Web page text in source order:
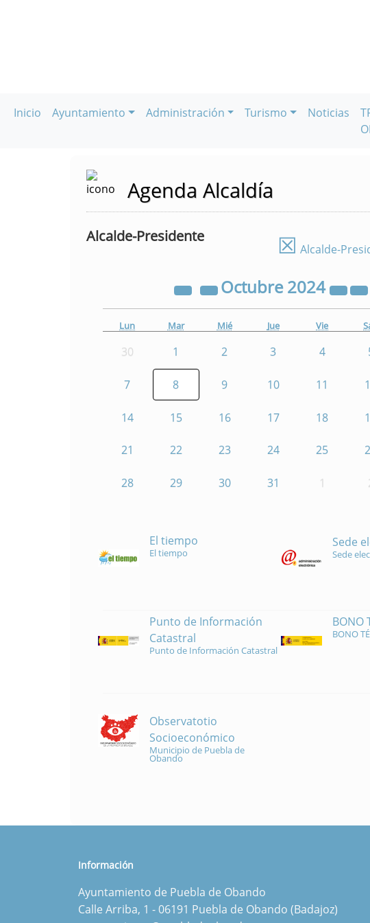
Inicio Ayuntamiento Administración Turismo Noticias
Agenda Alcaldía
Alcalde-Presidente ☒ Alcalde-
Octubre2024
Lun Mar Mié Jue Vie
30 1 2 3 4
7 8 9 10 11
14 15 16 17 18
21 22 23 24 25
28 29 30 31 1
El tiempo
El tiempo
Sede
Sede
Punto de Información
Catastral
Punto de Información Catastral
BONO
BONO
Observatotio
Socioeconómico
Municipio de Puebla de
Obando
Información
Ayuntamiento de Puebla de Obando
Calle Arriba, 1 - 06191 Puebla de Obando (Badajoz)